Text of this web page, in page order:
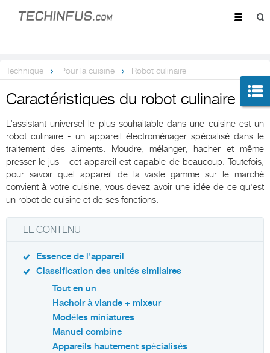
Technique Pour la cuisine Robot culinaire
Caractéristiques du robot culinaire
L’assistant universel le plus souhaitable dans une cuisine est un
robot culinaire - un appareil électroménager spécialisé dans le
traitement des aliments. Moudre, mélanger, hacher et même
presser le jus - cet appareil est capable de beaucoup. Toutefois,
pour savoir quel appareil de la vaste gamme sur le marché
convient à votre cuisine, vous devez avoir une idée de ce qu'est
un robot de cuisine et de ses fonctions.
LE CONTENU
Essence de l'appareil
Classification des unités similaires
Tout en un
Hachoir à viande + mixeur
Modèles miniatures
Manuel combine
Appareils hautement spécialisés